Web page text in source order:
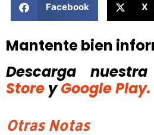
Facebook X
Mantente bien
Descarga
Store y Google Play.
Otras Notas